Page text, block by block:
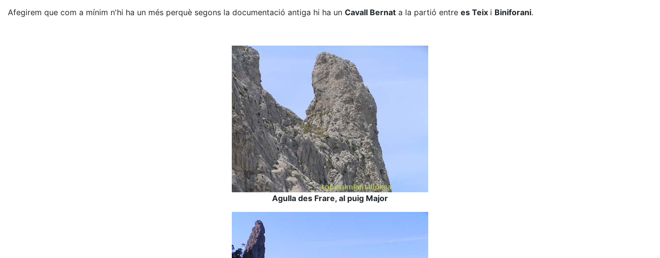
Afegirem que com a mínim n'hi ha un més perquè segons la documentació antiga hi ha un Cavall Bernat a la partió entre es Teix i Biniforani.
Agulla des Frare, al puig Major